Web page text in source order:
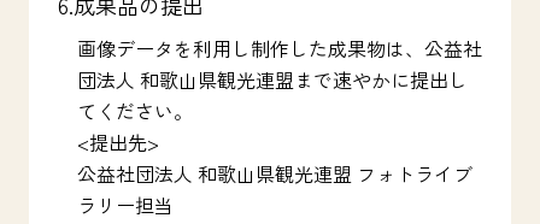
画像データを利用し制作した成果物は、公益社
団法人 和歌山県観光連盟まで速やかに提出し
てください。
<提出先>
公益社団法人 和歌山県観光連盟 フォトライブ
ラリー担当